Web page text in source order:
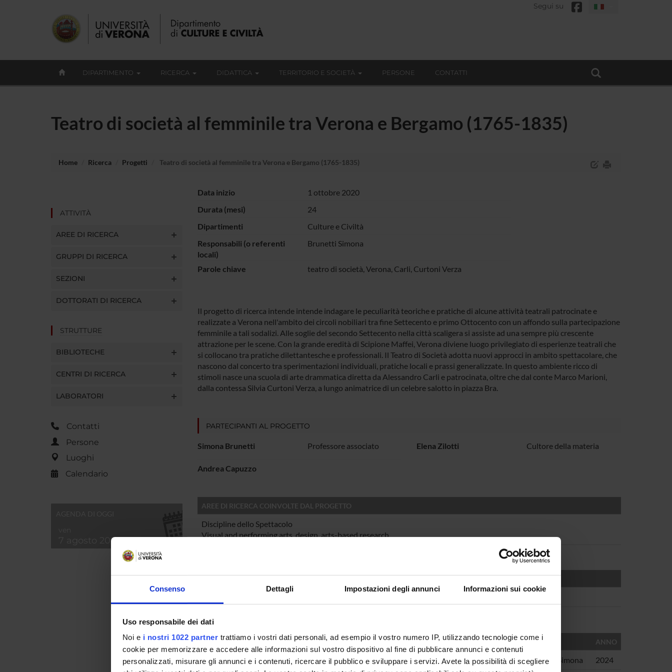
Consenso Dettagli Impostazioni degli annunci Informazioni sui cookie
Uso responsabile dei dati
Noi e i nostri 1022 partner trattiamo i vostri dati personali, ad esempio il vostro numero IP, utilizzando tecnologie come i
cookie per memorizzare e accedere alle informazioni sul vostro dispositivo al fine di pubblicare annunci e contenuti
personalizzati, misurare gli annunci e i contenuti, ricercare il pubblico e sviluppare i servizi. Avete la possibilità di scegliere
Segui su
DIPARTIMENTO RICERCA DIDATTICA TERRITORIO E SOCIETÀ PERSONE CONTATTI
Teatro di società al femminile tra Verona e Bergamo (1765-1835)
Home Ricerca Progetti Teatro di società al femminile tra Verona e Bergamo (1765-1835)
ATTIVITÀ
AREE DI RICERCA
GRUPPI DI RICERCA
SEZIONI
DOTTORATI DI RICERCA
STRUTTURE
BIBLIOTECHE
CENTRI DI RICERCA
LABORATORI
Contatti
Persone
Luoghi
Calendario
7 agosto 2026
Data inizio
1 ottobre 2020
Durata (mesi)
24
Dipartimenti
Culture e Civiltà
Responsabili (o referenti
locali)
Brunetti Simona
Parole chiave teatro di società, Verona, Carli, Curtoni Verza
Il progetto di ricerca intende intende indagare le peculiarità teoriche e pratiche di alcune attività teatrali patrocinate e
realizzate a Verona nell'ambito dei circoli nobiliari tra fine Settecento e primo Ottocento con un affondo sulla partecipazione
femminile a tali sodalizi. Alle soglie del secondo Settecento nella città scaligera si assiste ad una sempre più crescente
attrazione per le scene. Con la grande eredità di Scipione Maffei, Verona diviene luogo privilegiato di esperienze teatrali che
si collocano tra pratiche dilettantesche e professionali. Il Teatro di Società adotta nuovi approcci in ambito spettacolare, che
nascono dal concerto tra sperimentazioni individuali, pratiche locali e prassi generalizzate. In questo ambiente ricco di
stimoli nasce una scuola di arte drammatica diretta da Alessandro Carli e patrocinata, oltre che dal conte Marco Marioni,
dalla contessa Silvia Curtoni Verza, a lungo animatrice di un celebre salotto in piazza Bra.
PARTECIPANTI AL PROGETTO
Simona Brunetti Professore associato
Andrea Capuzzo
Elena Zilotti Cultore della materia
AREE DI RICERCA COINVOLTE DAL PROGETTO
Discipline dello Spettacolo
Visual and performing arts, design, arts-based research
TITOLO
AUTORI ANNO
Presentazione: L’inedita professionalità del teatro di società di Francesco Albergati Capacelli Brunetti, Simona 2024